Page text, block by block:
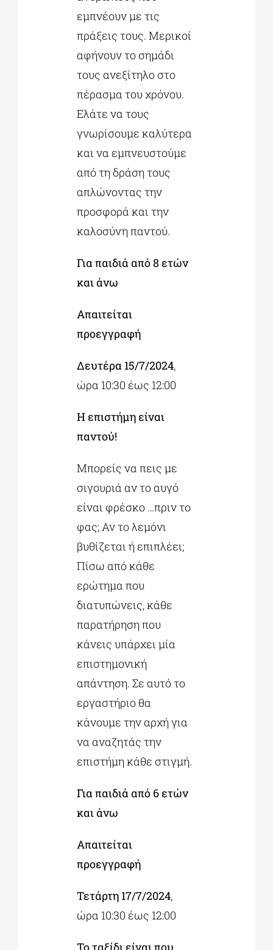
εμπνέουν με τις
πράξεις τους. Μερικοί
αφήνουν το σημάδι
τους ανεξίτηλο στο
πέρασμα του χρόνου.
Ελάτε να τους
γνωρίσουμε καλύτερα
και να εμπνευστούμε
από τη δράση τους
απλώνοντας την
προσφορά και την
καλοσύνη παντού.
Για παιδιά από 8 ετών
και άνω
Απαιτείται
προεγγραφή
Δευτέρα 15/7/2024,
ώρα 10:30 έως 12:00
Η επιστήμη είναι
παντού!
Μπορείς να πεις με
σιγουριά αν το αυγό
είναι φρέσκο …πριν το
φας; Αν το λεμόνι
βυθίζεται ή επιπλέει;
Πίσω από κάθε
ερώτημα που
διατυπώνεις, κάθε
παρατήρηση που
κάνεις υπάρχει μία
επιστημονική
απάντηση. Σε αυτό το
εργαστήριο θα
κάνουμε την αρχή για
να αναζητάς την
επιστήμη κάθε στιγμή.
Για παιδιά από 6 ετών
και άνω
Απαιτείται
προεγγραφή
Τετάρτη 17/7/2024,
ώρα 10:30 έως 12:00
Το ταξίδι είναι που